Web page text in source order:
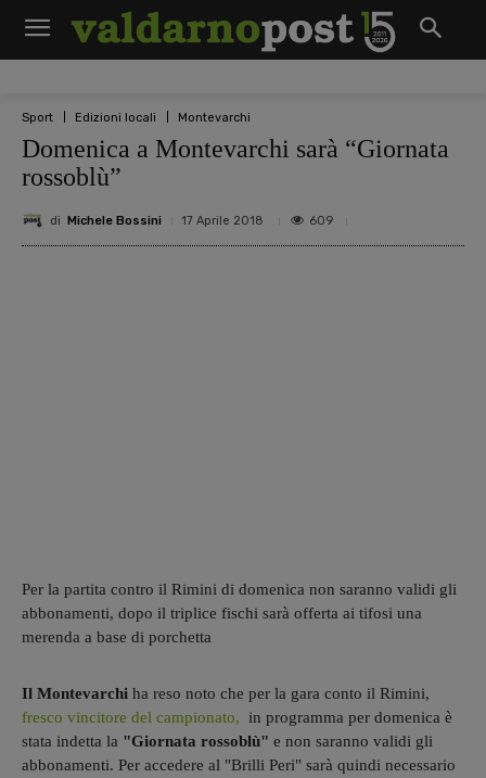
Sport Edizioni locali Montevarchi
Domenica a Montevarchi sarà “Giornata
rossoblù”
di Michele Bossini 17 Aprile 2018 609
Per la partita contro il Rimini di domenica non saranno validi gli
abbonamenti, dopo il triplice fischi sarà offerta ai tifosi una
merenda a base di porchetta
Il Montevarchi ha reso noto che per la gara conto il Rimini,
fresco vincitore del campionato, in programma per domenica è
stata indetta la "Giornata rossoblù" e non saranno validi gli
abbonamenti. Per accedere al "Brilli Peri" sarà quindi necessario